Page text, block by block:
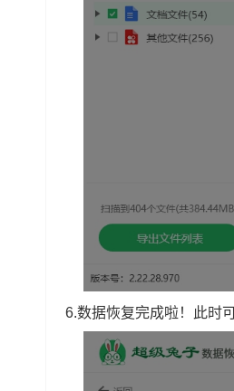
6.数据恢复完成啦！此时